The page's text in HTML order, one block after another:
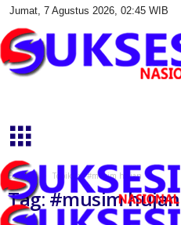
Jumat, 7 Agustus 2026, 02:45 WIB
s
i
a
Beranda Topik #musim hujan
Tag: #musim hujan